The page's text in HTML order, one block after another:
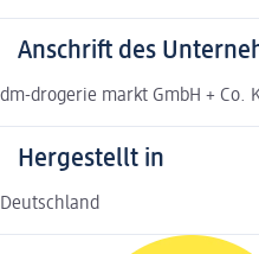
Anschrift des
dm-drogerie markt GmbH + Co.
Hergestellt in
Deutschland